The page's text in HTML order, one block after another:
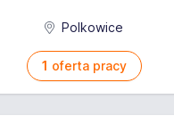
Polkowice
1 oferta pracy